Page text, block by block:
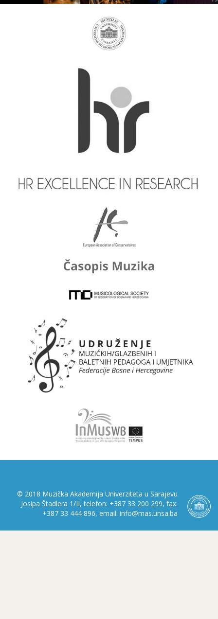
© 2018 Muzička Akademija Univerziteta u Sarajevu
Josipa Štadlera 1/II, telefon: +387 33 200 299, fax:
+387 33 444 896, email: info@mas.unsa.ba